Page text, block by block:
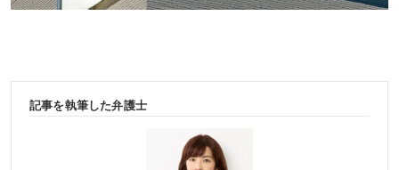
記事を執筆した弁護士